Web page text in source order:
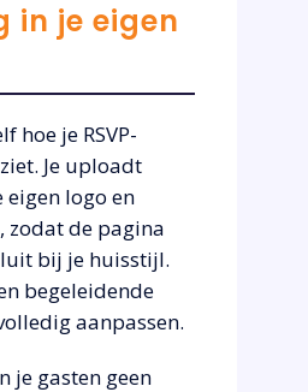
in je eigen
hoe je RSVP-
Je uploadt
eigen logo en
zodat de pagina
bij je huisstijl.
begeleidende
aanpassen.
je gasten geen